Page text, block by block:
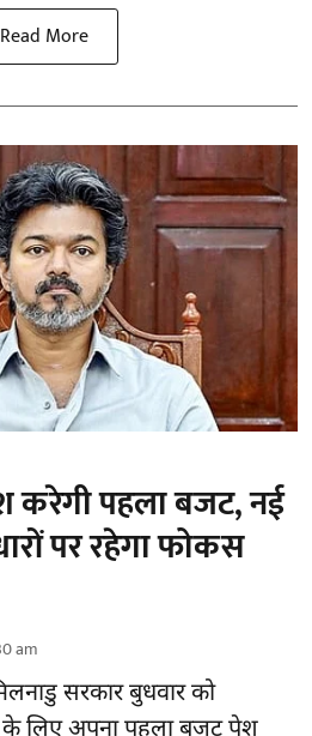
Read More
करेगी पहला बजट, नई
पर रहेगा फोकस
am
सरकारबुधवार को
लिए अपना पहला बजट पेश